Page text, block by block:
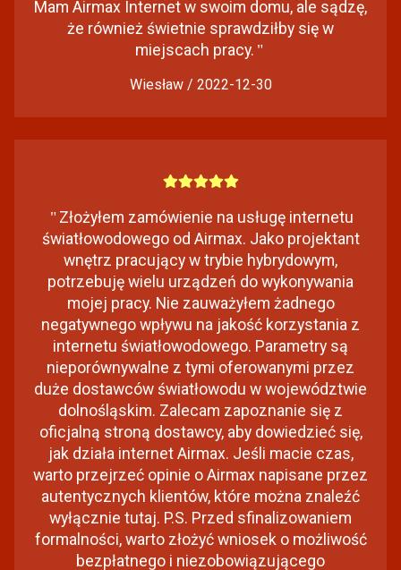
Mam Airmax Internet w swoim domu, ale sądzę,
że również świetnie sprawdziłby się w
miejscach pracy. "
Wiesław / 2022-12-30
" Złożyłem zamówienie na usługę internetu
światłowodowego od Airmax. Jako projektant
wnętrz pracujący w trybie hybrydowym,
potrzebuję wielu urządzeń do wykonywania
mojej pracy. Nie zauważyłem żadnego
negatywnego wpływu na jakość korzystania z
internetu światłowodowego. Parametry są
nieporównywalne z tymi oferowanymi przez
duże dostawców światłowodu w województwie
dolnośląskim. Zalecam zapoznanie się z
oficjalną stroną dostawcy, aby dowiedzieć się,
jak działa internet Airmax. Jeśli macie czas,
warto przejrzeć opinie o Airmax napisane przez
autentycznych klientów, które można znaleźć
wyłącznie tutaj. P.S. Przed sfinalizowaniem
formalności, warto złożyć wniosek o możliwość
bezpłatnego i niezobowiązującego